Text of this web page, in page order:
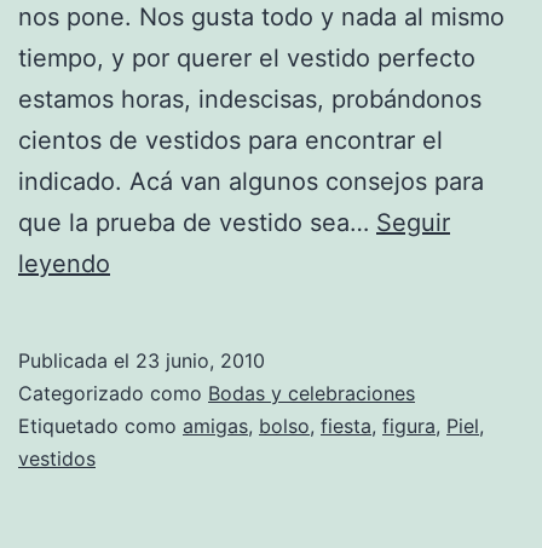
nos pone. Nos gusta todo y nada al mismo
tiempo, y por querer el vestido perfecto
estamos horas, indescisas, probándonos
cientos de vestidos para encontrar el
indicado. Acá van algunos consejos para
que la prueba de vestido sea… Seguir
leyendo
la
prueba
Publicada el 23 junio, 2010
Categorizado como Bodas y celebraciones
Etiquetado como amigas, bolso, fiesta, figura, Piel,
vestidos